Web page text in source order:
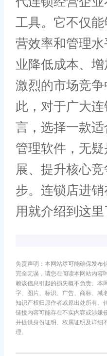
工具。它不仅
营效率和管理
业降低成本、
激烈的市场竞
此，对于广大
言，选择一款
管理软件，无
展、提升核心
步。连锁店进
用就介绍到这里
免责声明：本网站尽可能确保发布
完全无误，请您在阅读本网站内容
赖该信息引起的损失概不负责。本
字、图片、标识、广告、商标、域
知识产权归原作者或原出处所有。
链接内容可能存在不实内容或涉嫌
并提供身份证明、权属证明及详细
理。